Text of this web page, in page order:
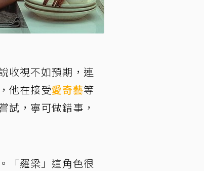
收視不如預期，連
他在接受愛奇藝等
試，寧可做錯事，
「羅梁」這角色很